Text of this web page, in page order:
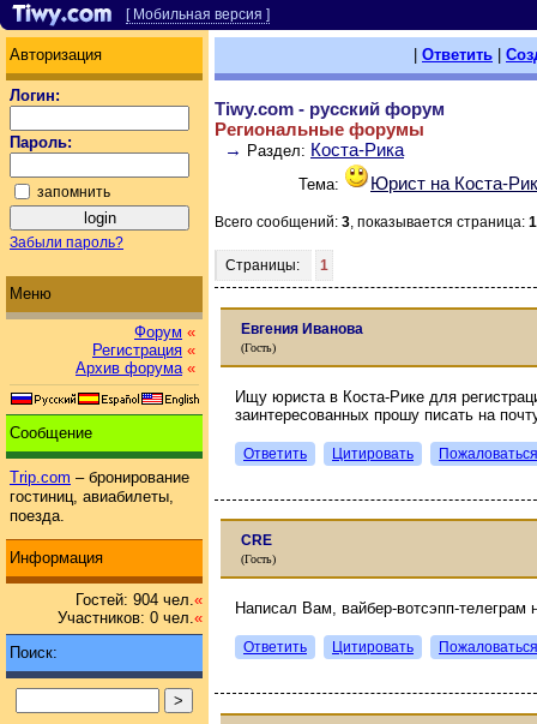
[ Мобильная версия ]
Авторизация
Логин:
Пароль:
запомнить
Забыли пароль?
Меню
Форум «
Регистрация «
Архив форума «
Сообщение
Trip.com – бронирование
гостиниц, авиабилеты,
поезда.
Информация
Гостей: 904 чел.«
Участников: 0 чел.«
Поиск:
Ответить
Tiwy.com - русский форум
Региональные форумы
→ Раздел: Коста-Рика
Тема: Юрист на Коста-
Всего сообщений: 3, показывается страница: 1
Страницы: 1
Евгения Иванова
(Гость)
Ищу юриста в Коста-Рике для
заинтересованных прошу писать на
Ответить Цитировать Пожаловаться
CRE
(Гость)
Написал Вам, вайбер-вотсэпп-телеграм
Ответить Цитировать Пожаловаться